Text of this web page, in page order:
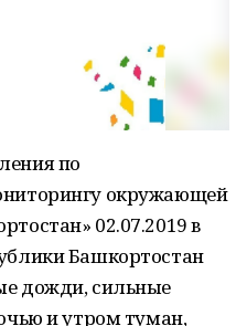
по
окружающей
02.07.2019 в
Башкортостан
дожди, сильные
и утром туман,